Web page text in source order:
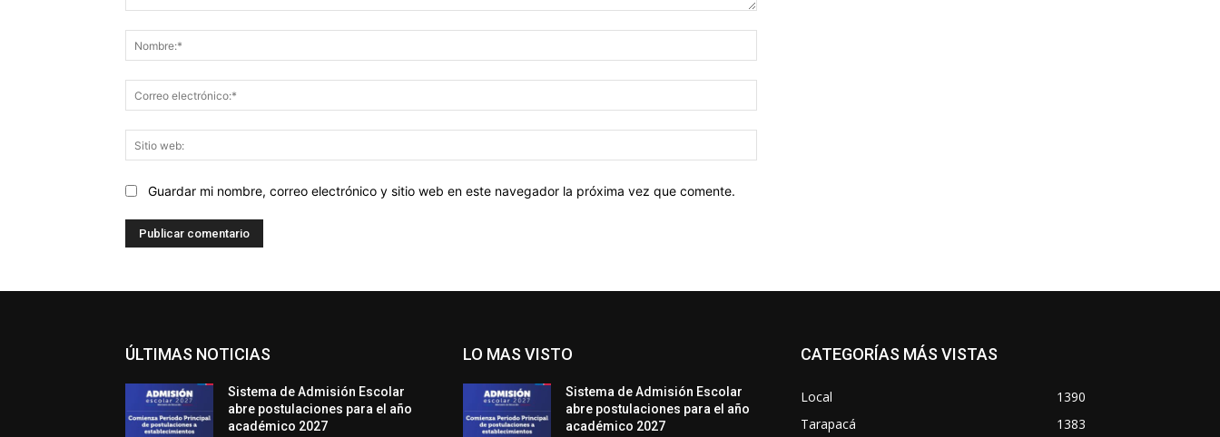
electrónico:*
web:
Guardar mi nombre, correo electrónico y sitio web en este navegador la próxima vez que comente.
ÚLTIMAS NOTICIAS
Sistema de Admisión Escolar
abre postulaciones para el año
académico 2027
LO MAS VISTO
Sistema de Admisión Escolar
abre postulaciones para el año
académico 2027
CATEGORÍAS MÁS VISTAS
Local
1390
Tarapacá
1383